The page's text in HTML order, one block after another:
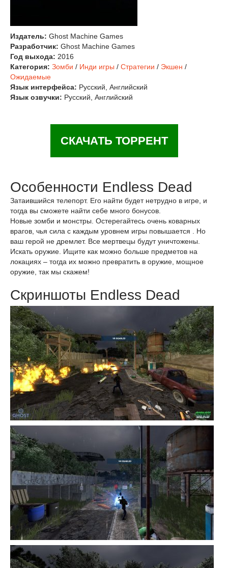
Издатель: Ghost Machine Games
Разработчик: Ghost Machine Games
Год выхода: 2016
Категория: Зомби / Инди игры / Стратегии / Экшен /
Ожидаемые
Язык интерфейса: Русский, Английский
Язык озвучки: Русский, Английский
СКАЧАТЬ ТОРРЕНТ
Особенности Endless Dead
Затаившийся телепорт. Его найти будет нетрудно в игре, и
тогда вы сможете найти себе много бонусов.
Новые зомби и монстры. Остерегайтесь очень коварных
врагов, чья сила с каждым уровнем игры повышается . Но
ваш герой не дремлет. Все мертвецы будут уничтожены.
Искать оружие. Ищите как можно больше предметов на
локациях – тогда их можно превратить в оружие, мощное
оружие, так мы скажем!
Скриншоты Endless Dead